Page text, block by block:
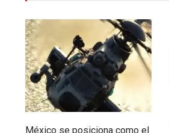
México se posiciona como el